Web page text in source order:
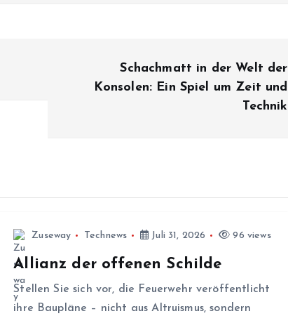
Schachmatt in der Welt der
Konsolen: Ein Spiel um Zeit und
Technik
Zuseway Technews Juli 31, 2026 96 views
Allianz der offenen Schilde
Stellen Sie sich vor, die Feuerwehr veröffentlicht
ihre Baupläne – nicht aus Altruismus, sondern